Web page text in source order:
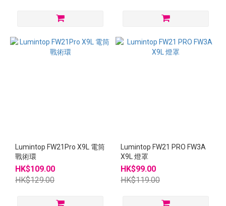
Lumintop FW21Pro X9L 電筒
戰術環
HK$109.00
HK$129.00
Lumintop FW21 PRO FW3A
X9L 燈罩
HK$99.00
HK$119.00